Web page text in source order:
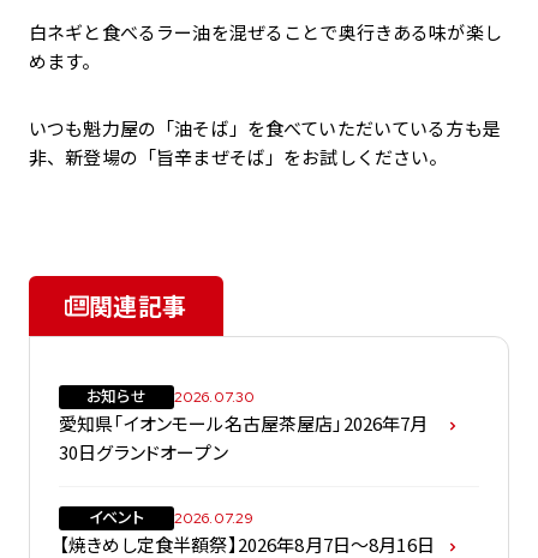
白ネギと食べるラー油を混ぜることで奥行きある味が楽し
めます。
いつも魁力屋の「油そば」を食べていただいている方も是
非、新登場の「旨辛まぜそば」をお試しください。
関連記事
お知らせ 2026.07.30
愛知県「イオンモール名古屋茶屋店」2026年7月
30日グランドオープン
イベント 2026.07.29
【焼きめし定食半額祭】2026年8月7日～8月16日